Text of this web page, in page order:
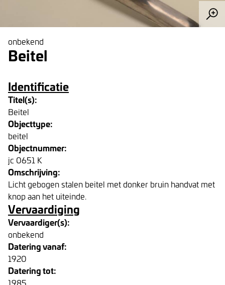
onbekend
Beitel
Identificatie
Titel(s):
Beitel
Objecttype:
beitel
Objectnummer:
jc 0651 K
Omschrijving:
Licht gebogen stalen beitel met donker bruin handvat met
knop aan het uiteinde.
Vervaardiging
Vervaardiger(s):
onbekend
Datering vanaf:
1920
Datering tot:
1985